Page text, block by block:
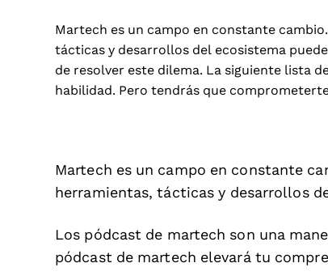
Martech es un campo en constante
tácticas y desarrollos del ecosistema
de resolver este dilema. La siguiente lista
habilidad. Pero tendrás que
Martech es un campo en constante
herramientas, tácticas y desarrollos
Los pódcast de martech son una
pódcast de martech elevará tu